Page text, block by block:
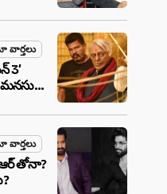
వార్తలు
3’
మనసులో
వార్తలు
తోనా?